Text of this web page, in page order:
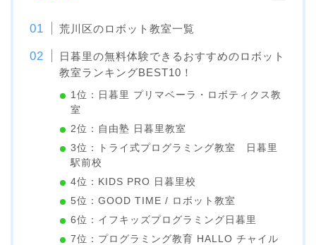
荒川区のロボット教室一覧
日暮里の無料体験できるおすすめのロボット
教室ランキングBEST10！
1位：日暮里 プリマベーラ・ロボティクス教
室
2位：自由塾 日暮里教室
3位：トライ式プログラミング教室 日暮里
駅前校
4位：KIDS PRO 日暮里校
5位：GOOD TIME / ロボット教室
6位：イフキッズプログラミング日暮里
7位：プログラミング教育 HALLO チャイル